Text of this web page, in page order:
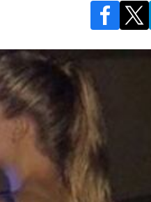
Facebook
X